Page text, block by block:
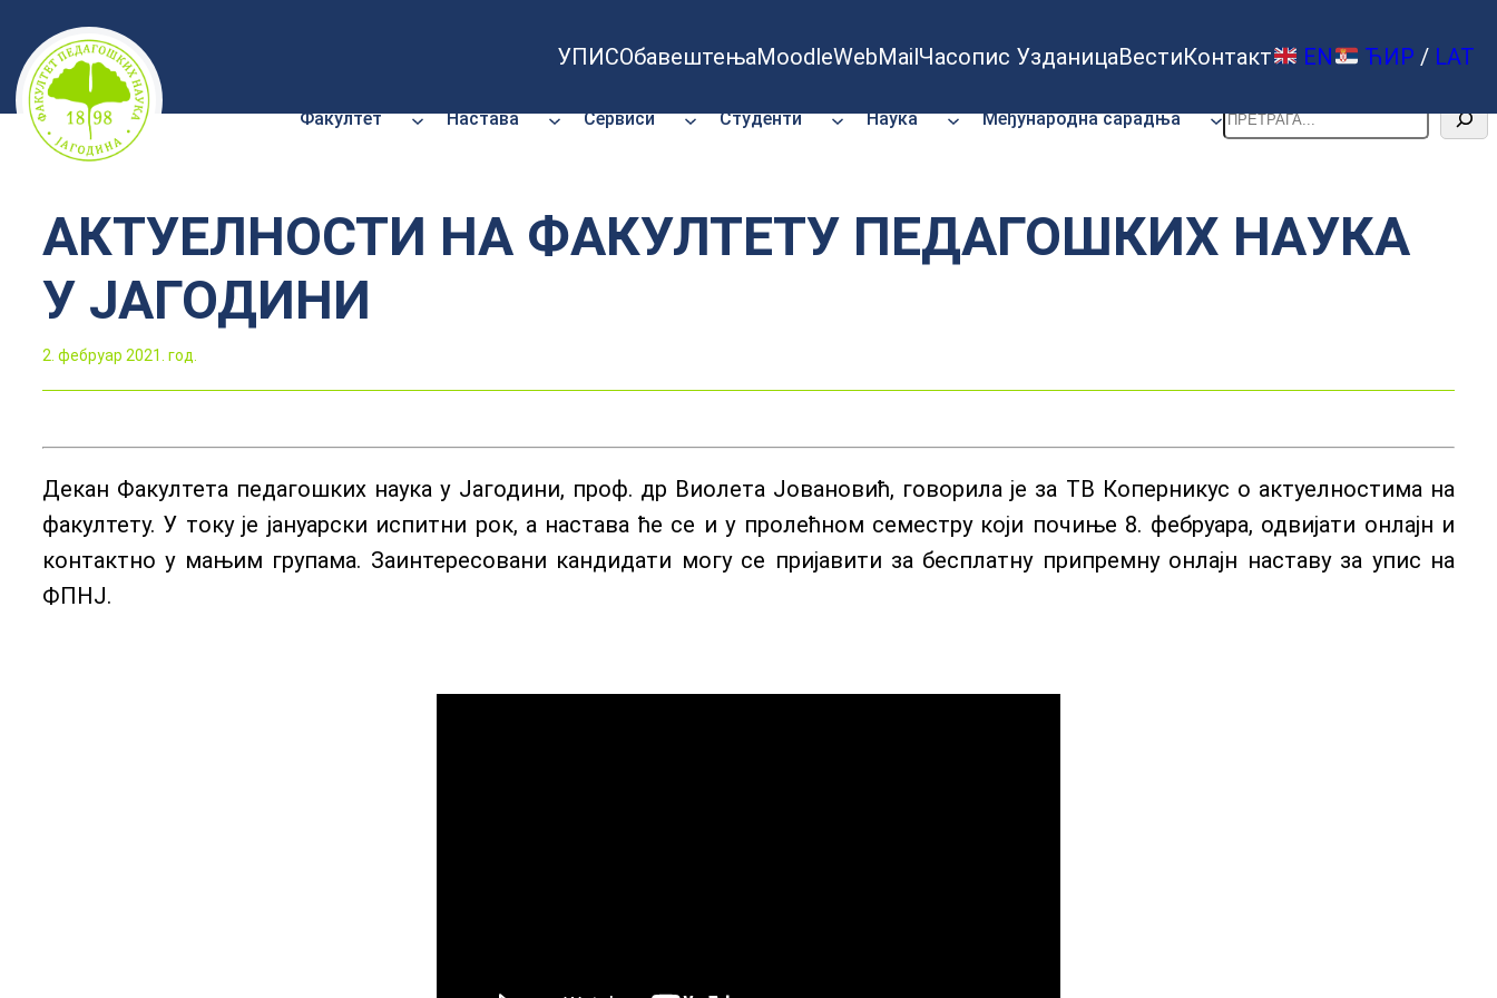
Скочи
на
садржај
УПИСОбавештењаMoodleWebMailЧасопис УзданицаВестиКонтакт EN ЋИР / LAT
Факултет Настава Сервиси Студенти Наука Међународна сарадња Претрага
АКТУЕЛНОСТИ НА ФАКУЛТЕТУ ПЕДАГОШКИХ НАУКА
У ЈАГОДИНИ
2. фебруар 2021. год.
Декан Факултета педагошких наука у Јагодини, проф. др Виолета Јовановић, говорила је за ТВ Коперникус о актуелностима на
факултету. У току је јануарски испитни рок, а настава ће се и у пролећном семестру који почиње 8. фебруара, одвијати онлајн и
контактно у мањим групама. Заинтересовани кандидати могу се пријавити за бесплатну припремну онлајн наставу за упис на
ФПНЈ.